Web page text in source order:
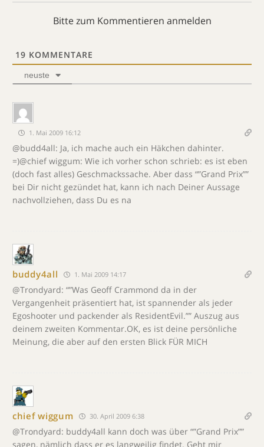
Bitte zum Kommentieren anmelden
19 KOMMENTARE
neuste
1. Mai 2009 16:12
@budd4all: Ja, ich mache auch ein Häkchen dahinter.
=)@chief wiggum: Wie ich vorher schon schrieb: es ist eben
(doch fast alles) Geschmackssache. Aber dass “”Grand Prix””
bei Dir nicht gezündet hat, kann ich nach Deiner Aussage
nachvollziehen, dass Du es na
buddy4all 1. Mai 2009 14:17
@Trondyard: “”Was Geoff Crammond da in der
Vergangenheit präsentiert hat, ist spannender als jeder
Egoshooter und packender als ResidentEvil.”” Auszug aus
deinem zweiten Kommentar.OK, es ist deine persönliche
Meinung, die aber auf den ersten Blick FÜR MICH
chief wiggum 30. April 2009 6:38
@Trondyard: buddy4all kann doch was über “”Grand Prix””
sagen, nämlich dass er es langweilig findet. Geht mir